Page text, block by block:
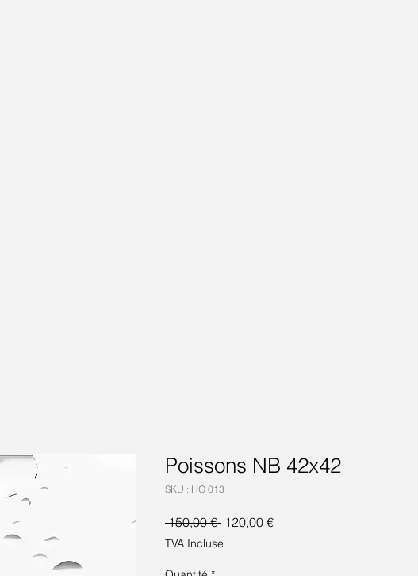
Poissons NB 42x42
SKU : HO 013
150,00 € Prix
original
120,00 €Prix
TVA Incluse